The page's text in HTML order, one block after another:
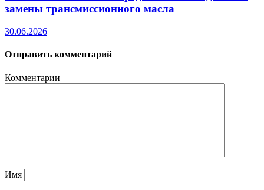
замены трансмиссионного масла
30.06.2026
Отправить комментарий
Комментарии
Имя